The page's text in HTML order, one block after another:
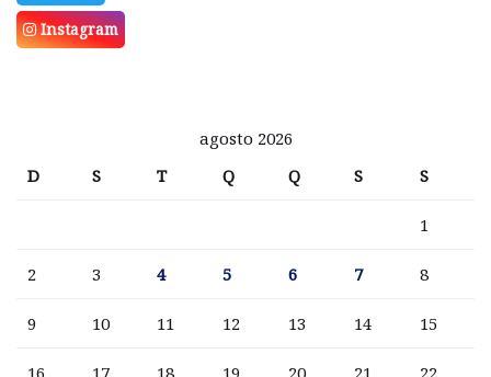
Instagram
agosto 2026
D
S T Q Q S S
1
2 3 4 5 6 7 8
9 10 11 12 13 14 15